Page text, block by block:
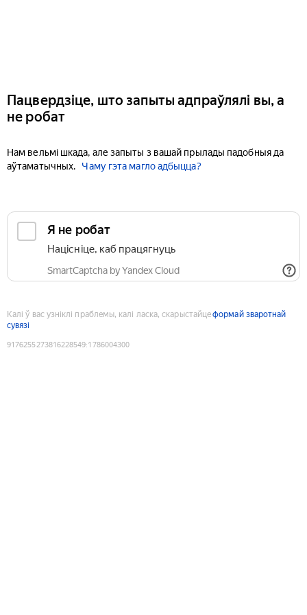
Пацвердзіце, што запыты адпраўлялі вы, а
не робат
Нам вельмі шкада, але запыты з вашай прылады падобныя да
аўтаматычных.
Чаму гэта магло адбыцца?
Я не робат
Націсніце, каб працягнуць
SmartCaptcha by Yandex Cloud
Калі ў вас узніклі праблемы, калі ласка, скарыстайцеформай зваротнай
сувязі
9176255273816228549:1786004300